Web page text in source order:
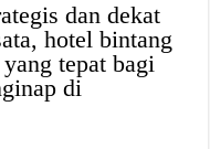
dan dekat
hotel bintang
tepat bagi
di